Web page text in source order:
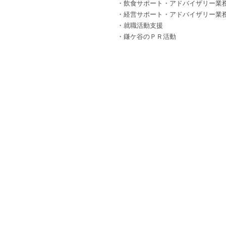
・飲食サポート・アドバイザリー業
・経営サポート・アドバイザリー業
・就職活動支援
・鎌ケ谷のＰＲ活動